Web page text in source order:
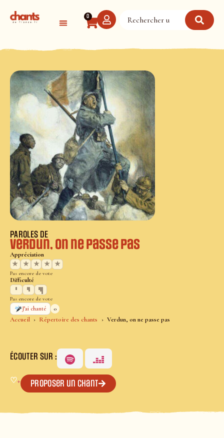
0
Accueil Répertoire des chants Verdun, on ne passe pas
PAROLES DE
Verdun, on ne passe pas
Appréciation
★
★ ★ ★ ★
Pas encore de vote
Difficulté
Pas encore de vote
J’ai chanté
0
ÉCOUTER SUR :
♡+ Proposer un chant